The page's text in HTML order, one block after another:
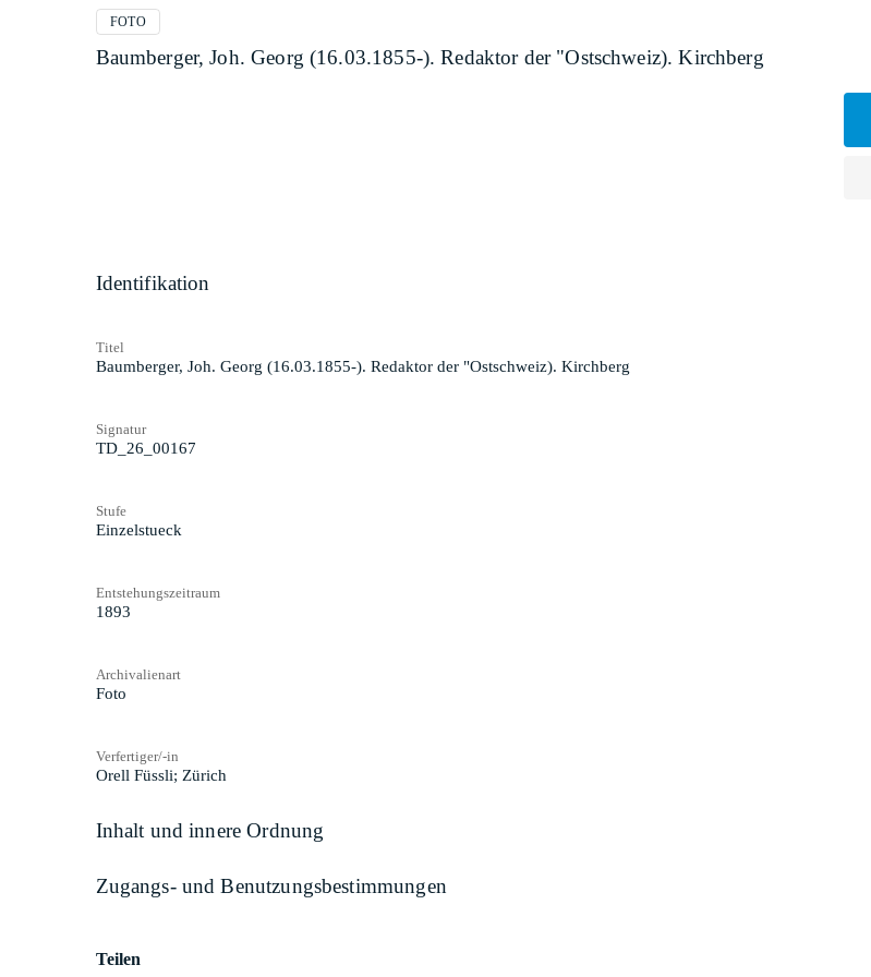
FOTO
Baumberger, Joh. Georg (16.03.1855-). Redaktor der "Ostschweiz). Kirchberg
Identifikation
Titel
Baumberger, Joh. Georg (16.03.1855-). Redaktor der "Ostschweiz). Kirchberg
Signatur
TD_26_00167
Stufe
Einzelstueck
Entstehungszeitraum
1893
Archivalienart
Foto
Verfertiger/-in
Orell Füssli; Zürich
Inhalt und innere Ordnung
Zugangs- und Benutzungsbestimmungen
Teilen